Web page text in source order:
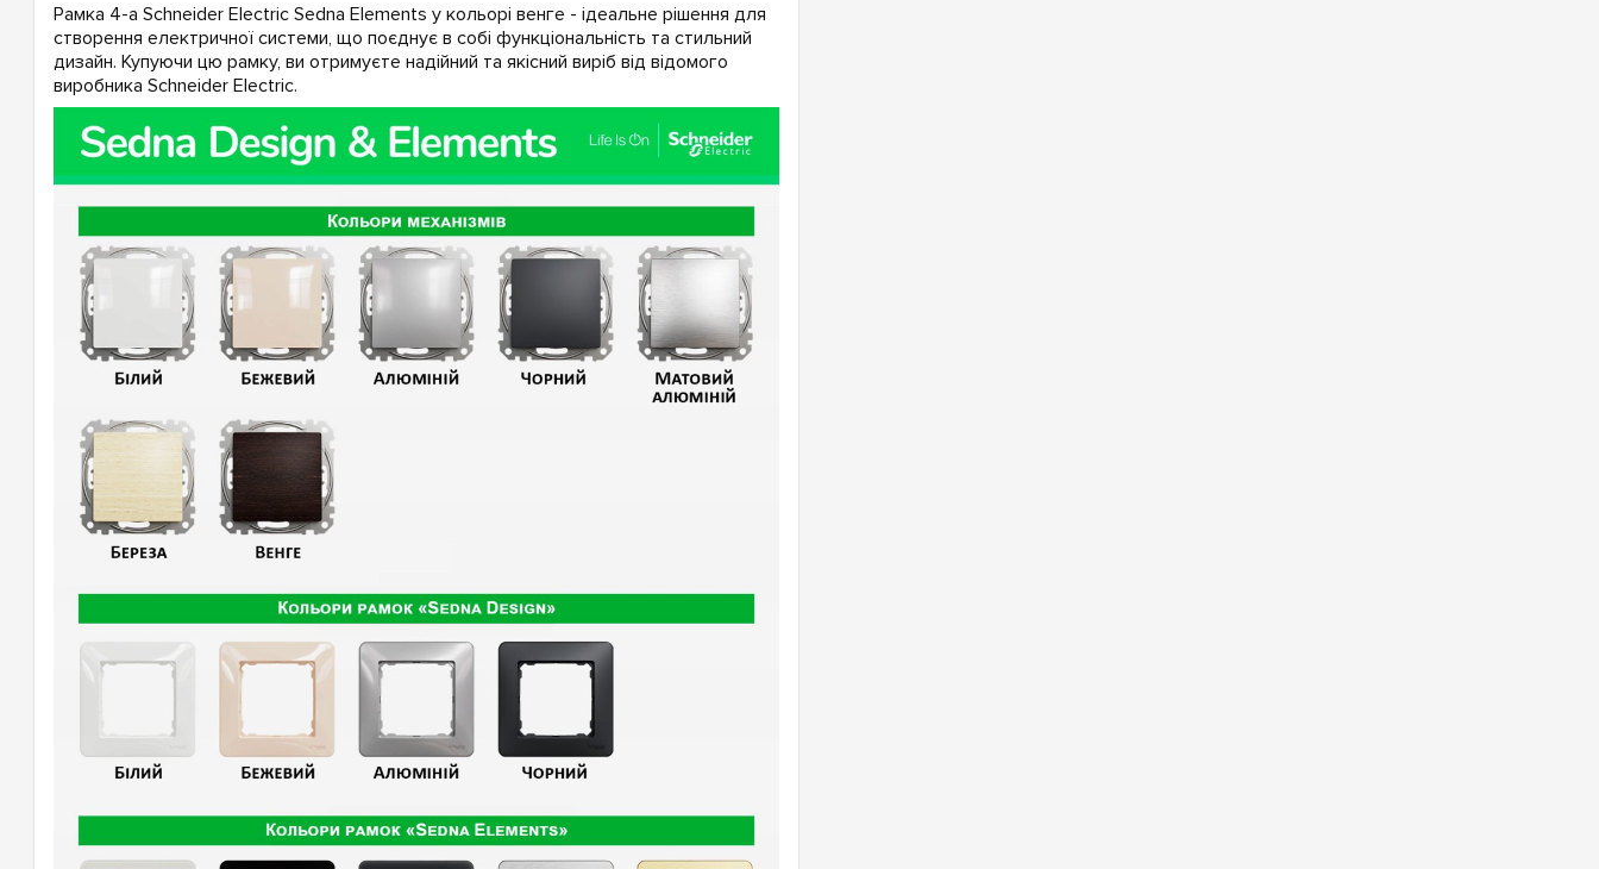
Рамка 4-а Schneider Electric Sedna Elements у кольорі венге - ідеальне рішення для
створення електричної системи, що поєднує в собі функціональність та стильний
дизайн. Купуючи цю рамку, ви отримуєте надійний та якісний виріб від відомого
виробника Schneider Electric.